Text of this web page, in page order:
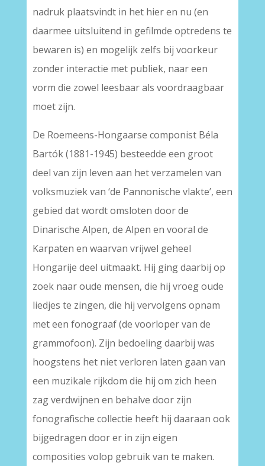
nadruk plaatsvindt in het hier en nu (en
daarmee uitsluitend in gefilmde optredens te
bewaren is) en mogelijk zelfs bij voorkeur
zonder interactie met publiek, naar een
vorm die zowel leesbaar als voordraagbaar
moet zijn.
De Roemeens-Hongaarse componist Béla
Bartók (1881-1945) besteedde een groot
deel van zijn leven aan het verzamelen van
volksmuziek van ‘de Pannonische vlakte’, een
gebied dat wordt omsloten door de
Dinarische Alpen, de Alpen en vooral de
Karpaten en waarvan vrijwel geheel
Hongarije deel uitmaakt. Hij ging daarbij op
zoek naar oude mensen, die hij vroeg oude
liedjes te zingen, die hij vervolgens opnam
met een fonograaf (de voorloper van de
grammofoon). Zijn bedoeling daarbij was
hoogstens het niet verloren laten gaan van
een muzikale rijkdom die hij om zich heen
zag verdwijnen en behalve door zijn
fonografische collectie heeft hij daaraan ook
bijgedragen door er in zijn eigen
composities volop gebruik van te maken.